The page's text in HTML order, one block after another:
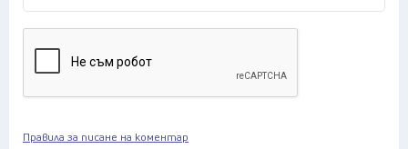
Правила за писане на коментар